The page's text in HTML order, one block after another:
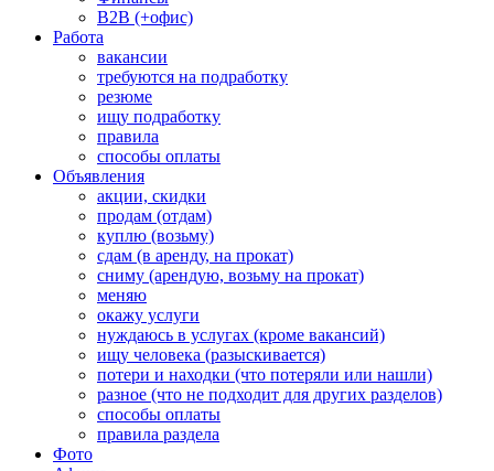
B2B (+офис)
Работа
вакансии
требуются на подработку
резюме
ищу подработку
правила
способы оплаты
Объявления
акции, скидки
продам (отдам)
куплю (возьму)
сдам (в аренду, на прокат)
сниму (арендую, возьму на прокат)
меняю
окажу услуги
нуждаюсь в услугах (кроме вакансий)
ищу человека (разыскивается)
потери и находки (что потеряли или нашли)
разное (что не подходит для других разделов)
способы оплаты
правила раздела
Фото